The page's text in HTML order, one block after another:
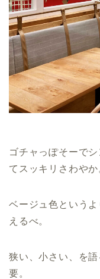
ゴチャっぽそーで
てスッキリさわやか
ベージュ色という
えるべ。
狭い、小さい、を
要。